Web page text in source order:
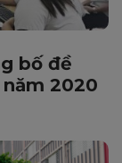
bố đề
2020